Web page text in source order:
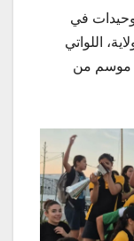
في
اللواتي
موسم من